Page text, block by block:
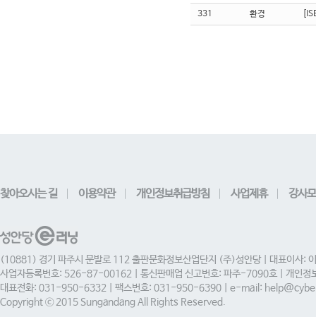
331 환경
찾아오시는 길 이용약관 개인정보취급방침 사업제휴 강사
(10881) 경기 파주시 문발로 112 출판문화정보산업단지 (주)성안당 | 대표이사:
사업자등록번호: 526-87-00162 | 통신판매업 신고번호: 파주-7090호 | 개인정
대표전화: 031-950-6332 | 팩스번호: 031-950-6390 | e-mail:
Copyright ⓒ 2015 Sungandang All Rights Reserved.